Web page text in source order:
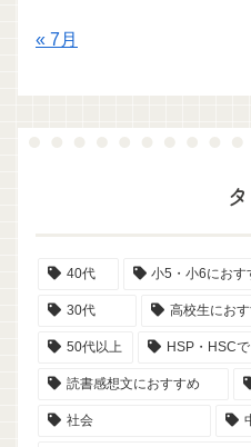
« 7月
40代 小5・小6におす
30代 高校生にお
50代以上 HSP・HSC
読書感想文におすすめ
社会